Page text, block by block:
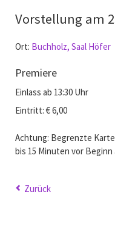
Vorstellung am
Ort: Buchholz, Saal Höfer
Premiere
Einlass ab 13:30 Uhr
Eintritt: € 6,00
Achtung: Begrenzte
bis 15 Minuten vor
Zurück